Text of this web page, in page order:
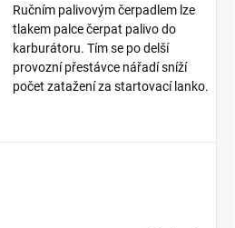
Ručním palivovým čerpadlem lze
tlakem palce čerpat palivo do
karburátoru. Tím se po delší
provozní přestávce nářadí sníží
počet zatažení za startovací lanko.